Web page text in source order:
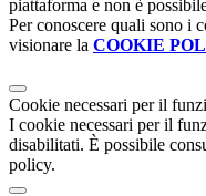
piattaforma e non è
Per conoscere quali sono i
visionare la COOKIE
Cookie necessari per il
I cookie necessari per il
disabilitati. È possibile
policy.